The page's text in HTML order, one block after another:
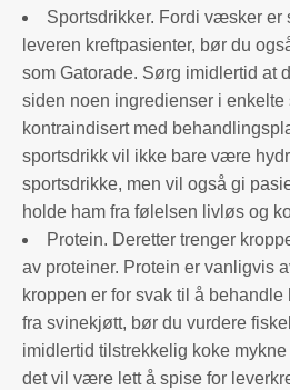
Sportsdrikker. Fordi væsker er
leveren kreftpasienter, bør du
som Gatorade. Sørg imidlertid at
siden noen ingredienser i
kontraindisert med
sportsdrikk vil ikke bare være
sportsdrikke, men vil også gi
holde ham fra følelsen livløs og
Protein. Deretter trenger
av proteiner. Protein er vanligvis
kroppen er for svak til å
fra svinekjøtt, bør du vurdere
imidlertid tilstrekkelig koke
det vil være lett å spise for